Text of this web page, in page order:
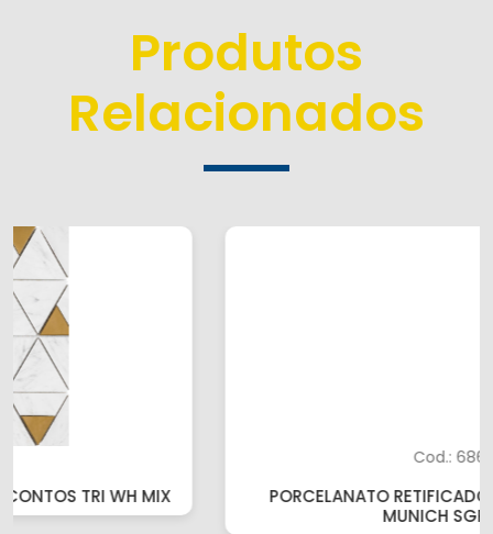
Produtos
Relacionados
PORCELANATO RETIFICADO PORTINARI 100×100